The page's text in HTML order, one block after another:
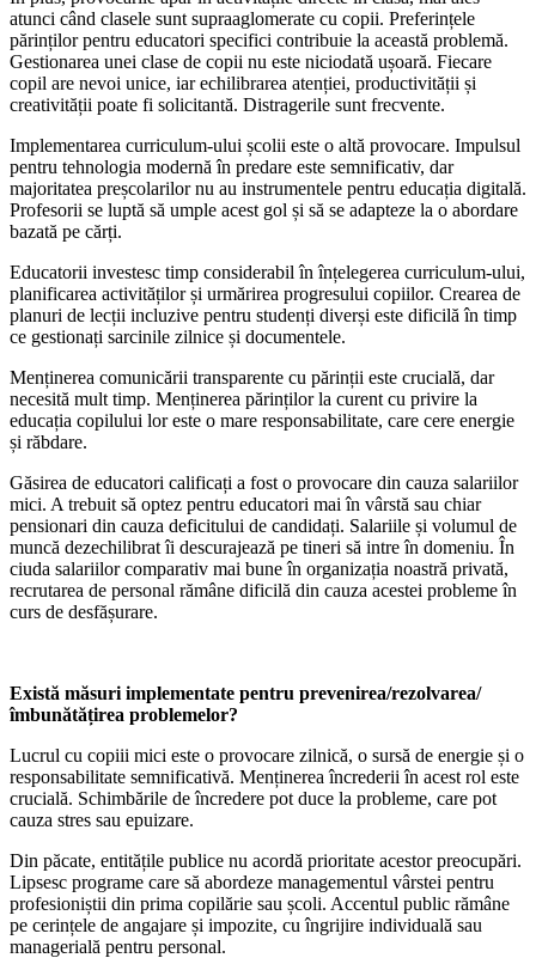
atunci când clasele sunt supraaglomerate cu copii. Preferințele
părinților pentru educatori specifici contribuie la această problemă.
Gestionarea unei clase de copii nu este niciodată ușoară. Fiecare
copil are nevoi unice, iar echilibrarea atenției, productivității și
creativității poate fi solicitantă. Distragerile sunt frecvente.
Implementarea curriculum-ului școlii este o altă provocare. Impulsul
pentru tehnologia modernă în predare este semnificativ, dar
majoritatea preșcolarilor nu au instrumentele pentru educația digitală.
Profesorii se luptă să umple acest gol și să se adapteze la o abordare
bazată pe cărți.
Educatorii investesc timp considerabil în înțelegerea curriculum-ului,
planificarea activităților și urmărirea progresului copiilor. Crearea de
planuri de lecții incluzive pentru studenți diverși este dificilă în timp
ce gestionați sarcinile zilnice și documentele.
Menținerea comunicării transparente cu părinții este crucială, dar
necesită mult timp. Menținerea părinților la curent cu privire la
educația copilului lor este o mare responsabilitate, care cere energie
și răbdare.
Găsirea de educatori calificați a fost o provocare din cauza salariilor
mici. A trebuit să optez pentru educatori mai în vârstă sau chiar
pensionari din cauza deficitului de candidați. Salariile și volumul de
muncă dezechilibrat îi descurajează pe tineri să intre în domeniu. În
ciuda salariilor comparativ mai bune în organizația noastră privată,
recrutarea de personal rămâne dificilă din cauza acestei probleme în
curs de desfășurare.
Există măsuri implementate pentru prevenirea/rezolvarea/
îmbunătățirea problemelor?
Lucrul cu copiii mici este o provocare zilnică, o sursă de energie și o
responsabilitate semnificativă. Menținerea încrederii în acest rol este
crucială. Schimbările de încredere pot duce la probleme, care pot
cauza stres sau epuizare.
Din păcate, entitățile publice nu acordă prioritate acestor preocupări.
Lipsesc programe care să abordeze managementul vârstei pentru
profesioniștii din prima copilărie sau școli. Accentul public rămâne
pe cerințele de angajare și impozite, cu îngrijire individuală sau
managerială pentru personal.